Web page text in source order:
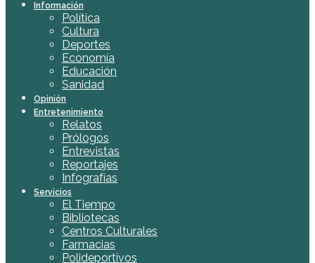
Información
Política
Cultura
Deportes
Economía
Educación
Sanidad
Opinión
Entretenimiento
Relatos
Prólogos
Entrevistas
Reportajes
Infografías
Servicios
El Tiempo
Bibliotecas
Centros Culturales
Farmacias
Polideportivos